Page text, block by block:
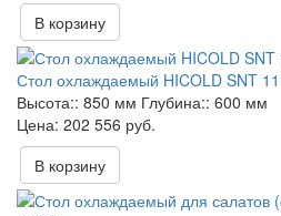
В корзину
Стол охлаждаемый HICOLD SNT
Высота:: 850 мм Глубина:: 600 мм
202 556 руб.
В корзину